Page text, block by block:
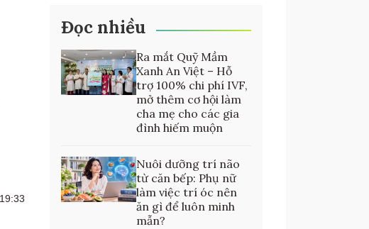
Đọc nhiều
Ra mắt Quỹ Mầm
Xanh An Việt – Hỗ
trợ 100% chi phí IVF,
mở thêm cơ hội làm
cha mẹ cho các gia
đình hiếm muộn
Nuôi dưỡng trí não
từ căn bếp: Phụ nữ
làm việc trí óc nên
ăn gì để luôn minh
mẫn?